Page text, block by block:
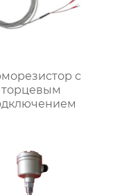
с
торцевым